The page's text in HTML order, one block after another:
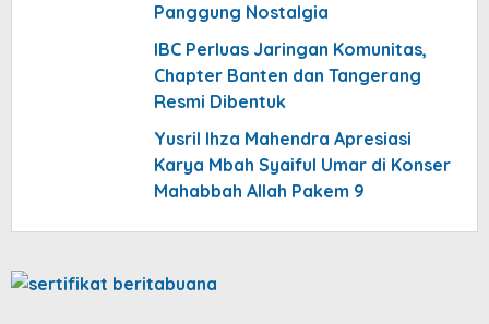
Panggung Nostalgia
IBC Perluas Jaringan Komunitas,
Chapter Banten dan Tangerang
Resmi Dibentuk
Yusril Ihza Mahendra Apresiasi
Karya Mbah Syaiful Umar di Konser
Mahabbah Allah Pakem 9